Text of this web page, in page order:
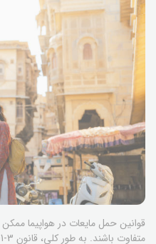
قوانین حمل مایعات در هواپیما